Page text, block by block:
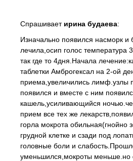
Спрашивает ирина будаева:
Изначально появился насморк и
лечила,осип голос температура
так где то 4дня.Начала
таблетки Амброгексал на 2-ой
приема,увеличились лимф.узлы
появился и вместе с ним
кашель,усиливающийся
прием все тех же
горла мокрота обильная(гнойно
грудной клетке и сзади под
головные боли и
уменьшился,мокроты меньше.но